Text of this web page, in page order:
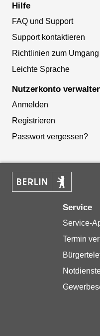
Hilfe
FAQ und Support
Support kontaktieren
Richtlinien zum
Leichte Sprache
Nutzerkonto
Anmelden
Registrieren
Passwort vergessen?
Service
Service-
Termin